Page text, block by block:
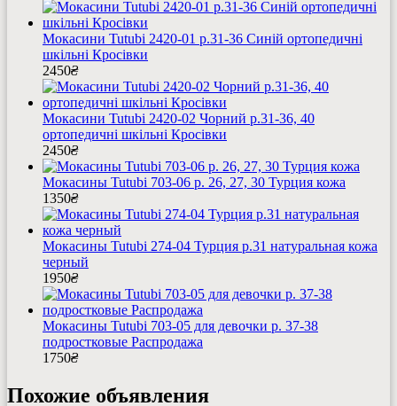
Мокасини Tutubi 2420-01 р.31-36 Синій ортопедичні
шкільні Кросівки
2450₴
Мокасини Tutubi 2420-02 Чорний р.31-36, 40
ортопедичні шкільні Кросівки
2450₴
Мокасины Tutubi 703-06 р. 26, 27, 30 Турция кожа
1350₴
Мокасины Tutubi 274-04 Турция р.31 натуральная кожа
черный
1950₴
Мокасины Tutubi 703-05 для девочки р. 37-38
подростковые Распродажа
1750₴
Похожие объявления